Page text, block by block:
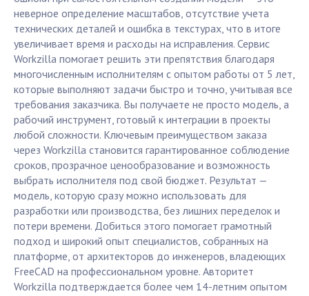
неверное определение масштабов, отсутствие учета
технических деталей и ошибка в текстурах, что в итоге
увеличивает время и расходы на исправления. Сервис
Workzilla помогает решить эти препятствия благодаря
многочисленным исполнителям с опытом работы от 5 лет,
которые выполняют задачи быстро и точно, учитывая все
требования заказчика. Вы получаете не просто модель, а
рабочий инструмент, готовый к интеграции в проекты
любой сложности. Ключевым преимуществом заказа
через Workzilla становится гарантированное соблюдение
сроков, прозрачное ценообразование и возможность
выбрать исполнителя под свой бюджет. Результат —
модель, которую сразу можно использовать для
разработки или производства, без лишних переделок и
потери времени. Добиться этого помогает грамотный
подход и широкий опыт специалистов, собранных на
платформе, от архитекторов до инженеров, владеющих
FreeCAD на профессиональном уровне. Авторитет
Workzilla подтверждается более чем 14-летним опытом